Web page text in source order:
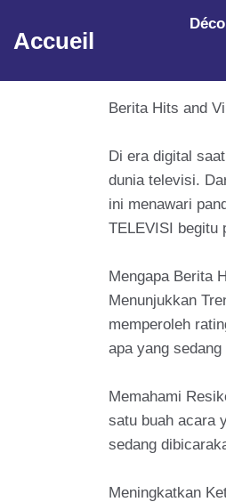
Aller au contenu principal
Accueil
Berita Hits and
Di era digital
dunia televisi.
ini menawari
TELEVISI begitu
Mengapa Berita
Menunjukkan
memperoleh
apa yang
Memahami
satu buah acara
sedang
Meningkatkan